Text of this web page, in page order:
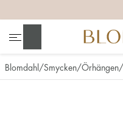
Blomdahl Smycken Örhängen